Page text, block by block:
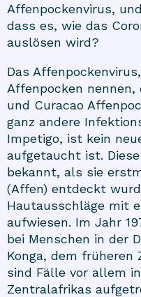
Affenpockenvirus,
dass es, wie das
auslösen wird?
Das
Affenpocken
und Curacao
ganz andere
Impetigo, ist kein
aufgetaucht ist.
bekannt, als sie
(Affen) entdeckt
Hautausschläge mit
aufwiesen. Im Jahr
bei Menschen in der
Konga, dem früheren
sind Fälle vor allem
Zentralafrikas